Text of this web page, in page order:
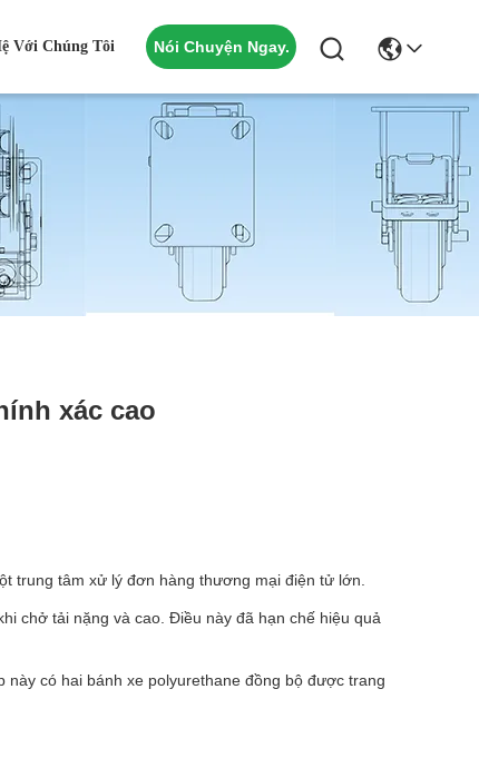
Với Chúng Tôi Nói Chuyện Ngay.
xác cao
trung tâm xử lý đơn hàng thương mại điện tử lớn.
chở tải nặng và cao. Điều này đã hạn chế hiệu quả
này có hai bánh xe polyurethane đồng bộ được trang